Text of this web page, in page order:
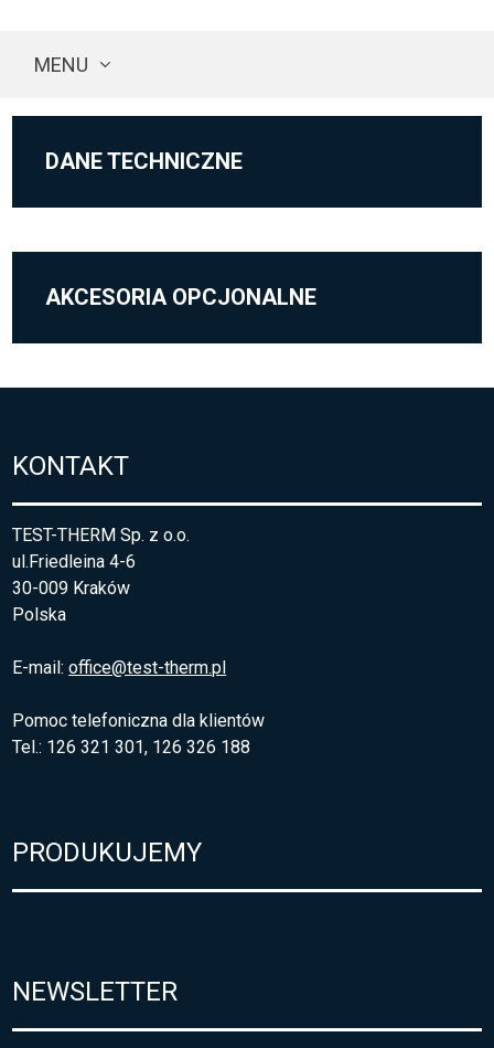
MENU
DANE TECHNICZNE
AKCESORIA OPCJONALNE
KONTAKT
TEST-THERM Sp. z o.o.
ul.Friedleina 4-6
30-009 Kraków
Polska
E-mail:office@test-therm.pl
Pomoc telefoniczna dla klientów
Tel.: 126 321 301, 126 326 188
PRODUKUJEMY
NEWSLETTER